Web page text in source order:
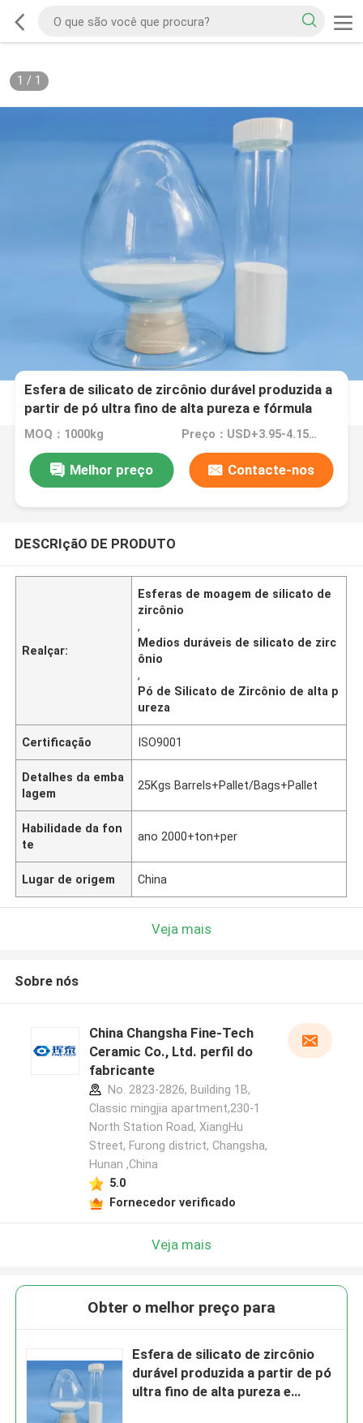
1 / 1
Esfera de silicato de zircônio durável produzida a
partir de pó ultra fino de alta pureza e fórmula
única para moagem e acabamento de superfície
fosco 125-250μm B60
MOQ：1000kg Preço：USD+3.95-4.15+Kg
Melhor preço Contacte-nos
DESCRIçãO DE PRODUTO
Realçar:
Esferas de moagem de silicato de
zircônio
,
Medios duráveis de silicato de zirc
ônio
,
Pó de Silicato de Zircônio de alta p
ureza
Certificação ISO9001
Detalhes da emba
lagem
25Kgs Barrels+Pallet/Bags+Pallet
Habilidade da fon
te
ano 2000+ton+per
Lugar de origem China
Veja mais
Sobre nós
China Changsha Fine-Tech
Ceramic Co., Ltd. perfil do
fabricante
No. 2823-2826, Building 1B,
Classic mingjia apartment,230-1
North Station Road, XiangHu
Street, Furong district, Changsha,
Hunan ,China
5.0
Fornecedor verificado
Veja mais
Obter o melhor preço para
Esfera de silicato de zircônio
durável produzida a partir de pó
ultra fino de alta pureza e